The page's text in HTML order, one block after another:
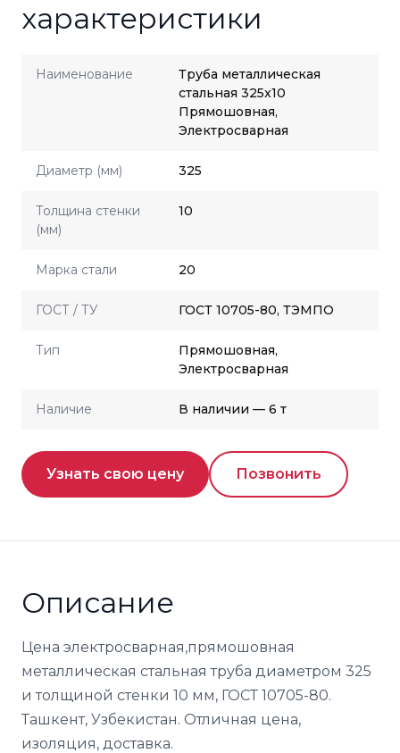
характеристики
Наименование
Труба металлическая
стальная 325x10
Прямошовная,
Электросварная
Диаметр (мм) 325
Толщина стенки
(мм)
10
Марка стали 20
ГОСТ / ТУ ГОСТ 10705-80, ТЭМПО
Тип
Прямошовная,
Электросварная
Наличие В наличии — 6 т
Узнать свою цену Позвонить
Описание
Цена электросварная,прямошовная
металлическая стальная труба диаметром 325
и толщиной стенки 10 мм, ГОСТ 10705-80.
Ташкент, Узбекистан. Отличная цена,
изоляция, доставка.